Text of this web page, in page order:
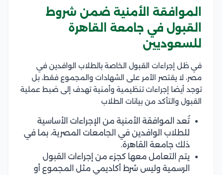
الموافقة الأمنية ضمن شروط
القبول في جامعة القاهرة
للسعوديين
في ظل إجراءات القبول الخاصة بالطلاب الوافدين في
مصر، لا يقتصر الأمر على الشهادات والمجموع فقط، بل
توجد أيضا إجراءات تنظيمية وأمنية تهدف إلى ضبط عملية
القبول والتأكد من بيانات الطلاب
تُعد الموافقة الأمنية من الإجراءات الأساسية
للطلاب الوافدين في الجامعات المصرية، بما في
ذلك جامعة القاهرة.
يتم التعامل معها كجزء من إجراءات القبول
الرسمية وليس شرط أكاديمي مثل المجموع أو